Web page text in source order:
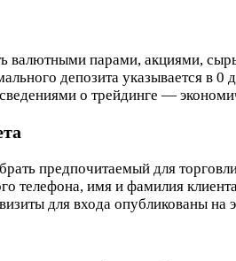
валютными парами, акциями,
депозита указывается в
о трейдинге —
предпочитаемый для
телефона, имя и фамилия
для входа опубликованы на